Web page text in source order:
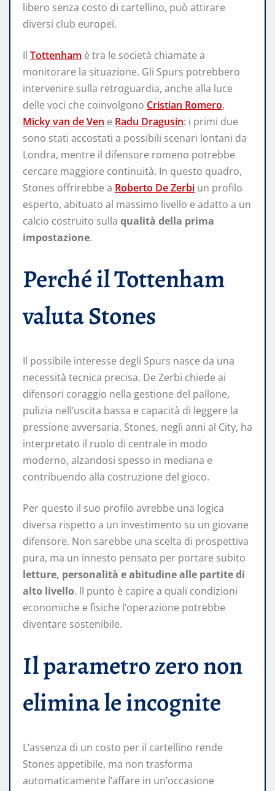
libero senza costo di cartellino, può attirare
diversi club europei.
Il Tottenham è tra le società chiamate a
monitorare la situazione. Gli Spurs potrebbero
intervenire sulla retroguardia, anche alla luce
delle voci che coinvolgono Cristian Romero,
Micky van de Ven e Radu Dragusin: i primi due
sono stati accostati a possibili scenari lontani da
Londra, mentre il difensore romeno potrebbe
cercare maggiore continuità. In questo quadro,
Stones offrirebbe a Roberto De Zerbi un profilo
esperto, abituato al massimo livello e adatto a un
calcio costruito sulla qualità della prima
impostazione.
Perché il Tottenham
valuta Stones
Il possibile interesse degli Spurs nasce da una
necessità tecnica precisa. De Zerbi chiede ai
difensori coraggio nella gestione del pallone,
pulizia nell’uscita bassa e capacità di leggere la
pressione avversaria. Stones, negli anni al City, ha
interpretato il ruolo di centrale in modo
moderno, alzandosi spesso in mediana e
contribuendo alla costruzione del gioco.
Per questo il suo profilo avrebbe una logica
diversa rispetto a un investimento su un giovane
difensore. Non sarebbe una scelta di prospettiva
pura, ma un innesto pensato per portare subito
letture, personalità e abitudine alle partite di
alto livello. Il punto è capire a quali condizioni
economiche e fisiche l’operazione potrebbe
diventare sostenibile.
Il parametro zero non
elimina le incognite
L’assenza di un costo per il cartellino rende
Stones appetibile, ma non trasforma
automaticamente l’affare in un’occasione